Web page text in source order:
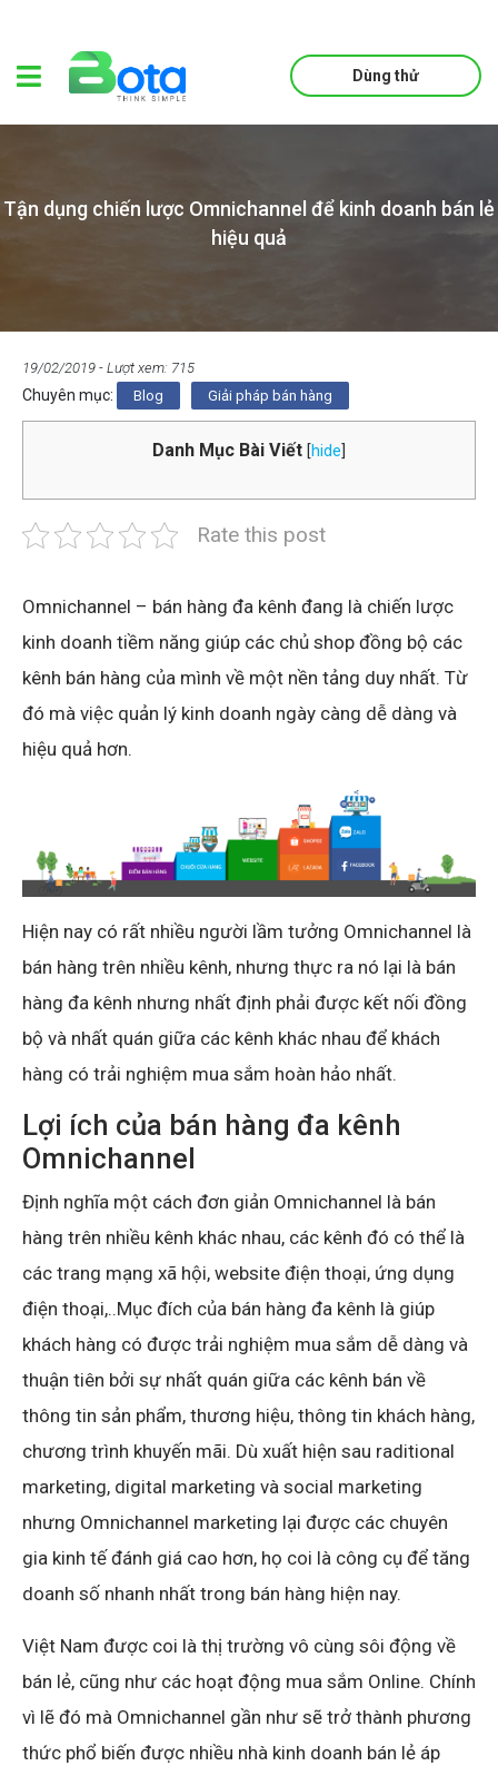
Dùng thử
Tận dụng chiến lược Omnichannel để kinh doanh bán lẻ
hiệu quả
19/02/2019 - Lượt xem: 715
Chuyên mục: Blog Giải pháp bán hàng
Danh Mục Bài Viết [hide
Rate this post
Omnichannel – bán hàng đa kênh đang là chiến lược
kinh doanh tiềm năng giúp các chủ shop đồng bộ các
kênh bán hàng của mình về một nền tảng duy nhất. Từ
đó mà việc quản lý kinh doanh ngày càng dễ dàng và
hiệu quả hơn.
Hiện nay có rất nhiều người lầm tưởng Omnichannel là
bán hàng trên nhiều kênh, nhưng thực ra nó lại là bán
hàng đa kênh nhưng nhất định phải được kết nối đồng
bộ và nhất quán giữa các kênh khác nhau để khách
hàng có trải nghiệm mua sắm hoàn hảo nhất.
Lợi ích của bán hàng đa kênh
Omnichannel
Định nghĩa một cách đơn giản Omnichannel là bán
hàng trên nhiều kênh khác nhau, các kênh đó có thể là
các trang mạng xã hội, website điện thoại, ứng dụng
điện thoại,..Mục đích của bán hàng đa kênh là giúp
khách hàng có được trải nghiệm mua sắm dễ dàng và
thuận tiên bởi sự nhất quán giữa các kênh bán về
thông tin sản phẩm, thương hiệu, thông tin khách hàng,
chương trình khuyến mãi. Dù xuất hiện sau raditional
marketing, digital marketing và social marketing
nhưng Omnichannel marketing lại được các chuyên
gia kinh tế đánh giá cao hơn, họ coi là công cụ để tăng
doanh số nhanh nhất trong bán hàng hiện nay.
Việt Nam được coi là thị trường vô cùng sôi động về
bán lẻ, cũng như các hoạt động mua sắm Online. Chính
vì lẽ đó mà Omnichannel gần như sẽ trở thành phương
thức phổ biến được nhiều nhà kinh doanh bán lẻ áp